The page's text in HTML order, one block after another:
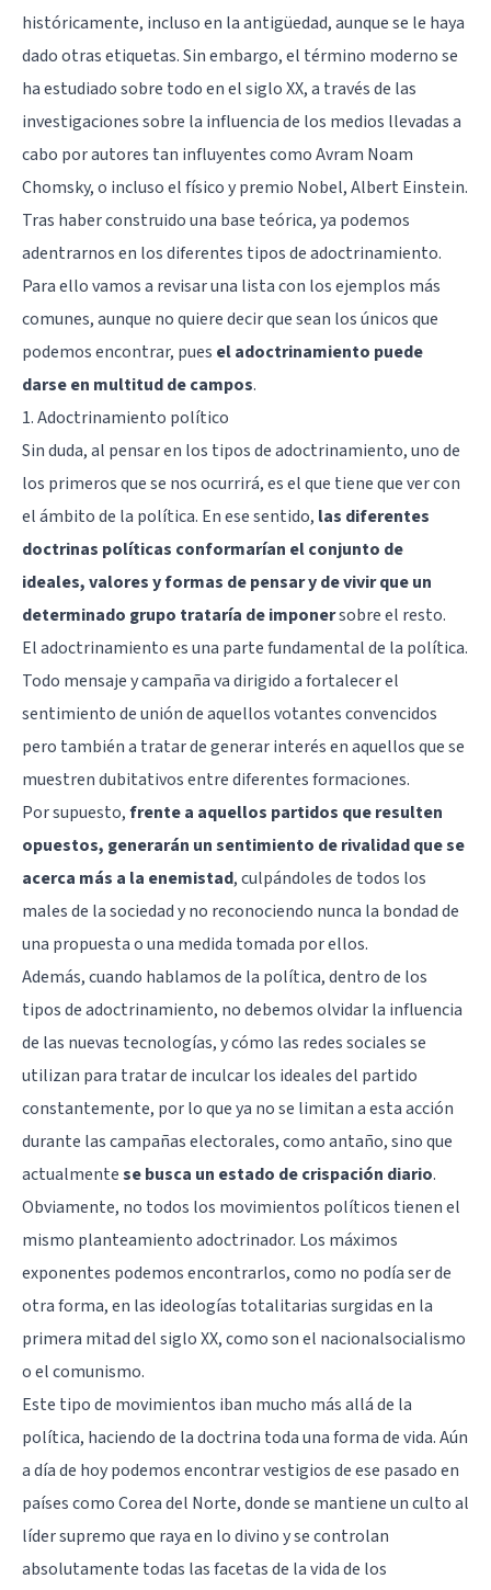
históricamente, incluso en la antigüedad, aunque se le haya
dado otras etiquetas. Sin embargo, el término moderno se
ha estudiado sobre todo en el siglo XX, a través de las
investigaciones sobre la influencia de los medios llevadas a
cabo por autores tan influyentes como Avram Noam
Chomsky, o incluso el físico y premio Nobel, Albert Einstein.
Tras haber construido una base teórica, ya podemos
adentrarnos en los diferentes tipos de adoctrinamiento.
Para ello vamos a revisar una lista con los ejemplos más
comunes, aunque no quiere decir que sean los únicos que
podemos encontrar, pues el adoctrinamiento puede
darse en multitud de campos.
1. Adoctrinamiento político
Sin duda, al pensar en los tipos de adoctrinamiento, uno de
los primeros que se nos ocurrirá, es el que tiene que ver con
el ámbito de la política. En ese sentido, las diferentes
doctrinas políticas conformarían el conjunto de
ideales, valores y formas de pensar y de vivir que un
determinado grupo trataría de imponersobre el resto.
El adoctrinamiento es una parte fundamental de la política.
Todo mensaje y campaña va dirigido a fortalecer el
sentimiento de unión de aquellos votantes convencidos
pero también a tratar de generar interés en aquellos que se
muestren dubitativos entre diferentes formaciones.
Por supuesto,frente a aquellos partidos que resulten
opuestos, generarán un sentimiento de rivalidad que se
acerca más a la enemistad, culpándoles de todos los
males de la sociedad y no reconociendo nunca la bondad de
una propuesta o una medida tomada por ellos.
Además, cuando hablamos de la política, dentro de los
tipos de adoctrinamiento, no debemos olvidar la influencia
de las nuevas tecnologías, y cómo las redes sociales se
utilizan para tratar de inculcar los ideales del partido
constantemente, por lo que ya no se limitan a esta acción
durante las campañas electorales, como antaño, sino que
actualmentese busca un estado de crispación diario.
Obviamente, no todos los movimientos políticos tienen el
mismo planteamiento adoctrinador. Los máximos
exponentes podemos encontrarlos, como no podía ser de
otra forma, en las ideologías totalitarias surgidas en la
primera mitad del siglo XX, como son el nacionalsocialismo
o el comunismo.
Este tipo de movimientos iban mucho más allá de la
política, haciendo de la doctrina toda una forma de vida. Aún
a día de hoy podemos encontrar vestigios de ese pasado en
países como Corea del Norte, donde se mantiene un culto al
líder supremo que raya en lo divino y se controlan
absolutamente todas las facetas de la vida de los